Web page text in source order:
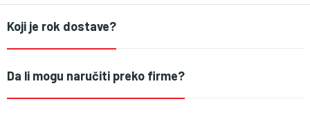
Koji je rok dostave?
Da li mogu naručiti preko firme?